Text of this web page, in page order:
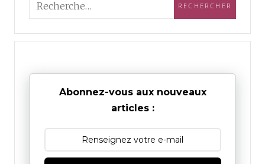
Abonnez-vous aux nouveaux
articles :